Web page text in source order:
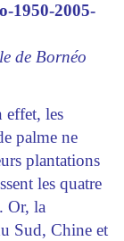
de Bornéo
effet, les
palme ne
plantations
les quatre
Or, la
Sud, Chine et